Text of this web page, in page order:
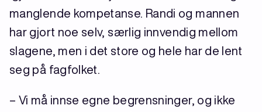
manglende kompetanse. Randi og mannen
har gjort noe selv, særlig innvendig mellom
slagene, men i det store og hele har de lent
seg på fagfolket.
– Vi må innse egne begrensninger, og ikke